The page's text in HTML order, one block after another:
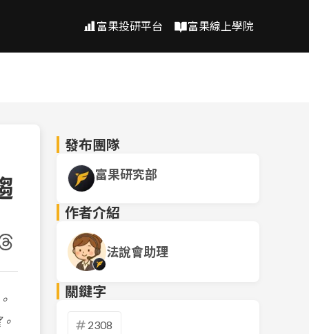
富果投研平台 富果線上學院
發布團隊
富果研究部
作者介紹
法說會助理
關鍵字
2308